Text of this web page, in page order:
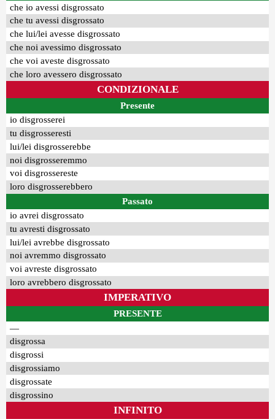
che io avessi disgrossato
che tu avessi disgrossato
che lui/lei avesse disgrossato
che noi avessimo disgrossato
che voi aveste disgrossato
che loro avessero disgrossato
CONDIZIONALE
Presente
io disgrosserei
tu disgrosseresti
lui/lei disgrosserebbe
noi disgrosseremmo
voi disgrossereste
loro disgrosserebbero
Passato
io avrei disgrossato
tu avresti disgrossato
lui/lei avrebbe disgrossato
noi avremmo disgrossato
voi avreste disgrossato
loro avrebbero disgrossato
IMPERATIVO
PRESENTE
—
disgrossa
disgrossi
disgrossiamo
disgrossate
disgrossino
INFINITO